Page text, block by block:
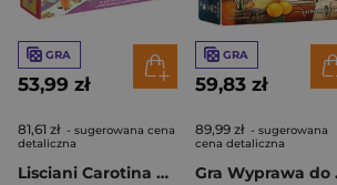
GRA
53,99 zł
81,61 zł - sugerowana cena
detaliczna
Lisciani Carotina Baby 20 gier 304-PL110001
GRA
59,83 zł
89,99 zł - sugerowana
cena detaliczna